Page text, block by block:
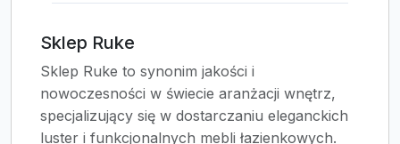
Sklep Ruke
Sklep Ruke to synonim jakości i
nowoczesności w świecie aranżacji wnętrz,
specjalizujący się w dostarczaniu eleganckich
luster i funkcjonalnych mebli łazienkowych.